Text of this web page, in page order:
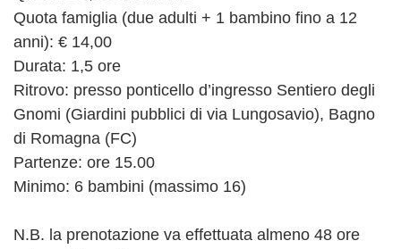
Quota famiglia (due adulti + 1 bambino fino a 12
anni): € 14,00
Durata: 1,5 ore
Ritrovo: presso ponticello d’ingresso Sentiero degli
Gnomi (Giardini pubblici di via Lungosavio), Bagno
di Romagna (FC)
Partenze: ore 15.00
Minimo: 6 bambini (massimo 16)
N.B. la prenotazione va effettuata almeno 48 ore